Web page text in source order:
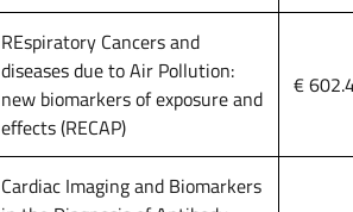
REspiratory Cancers and
diseases due to Air Pollution:
new biomarkers of exposure and
effects (RECAP)
€
Cardiac Imaging and Biomarkers